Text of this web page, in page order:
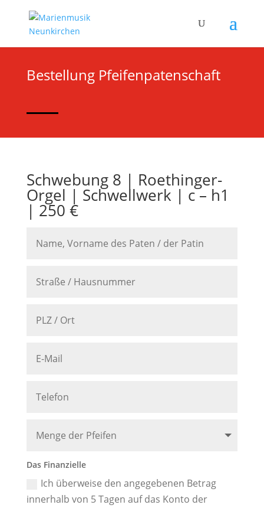
Bestellung Pfeifenpatenschaft
Schwebung 8 | Roethinger-
Orgel | Schwellwerk | c – h1
| 250 €
Das Finanzielle
Ich überweise den angegebenen Betrag
innerhalb von 5 Tagen auf das Konto der